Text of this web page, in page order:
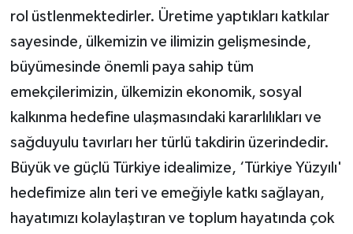
rol üstlenmektedirler. Üretime yaptıkları katkılar
sayesinde, ülkemizin ve ilimizin gelişmesinde,
büyümesinde önemli paya sahip tüm
emekçilerimizin, ülkemizin ekonomik, sosyal
kalkınma hedefine ulaşmasındaki kararlılıkları ve
sağduyulu tavırları her türlü takdirin üzerindedir.
Büyük ve güçlü Türkiye idealimize, ‘Türkiye Yüzyılı'
hedefimize alın teri ve emeğiyle katkı sağlayan,
hayatımızı kolaylaştıran ve toplum hayatında çok